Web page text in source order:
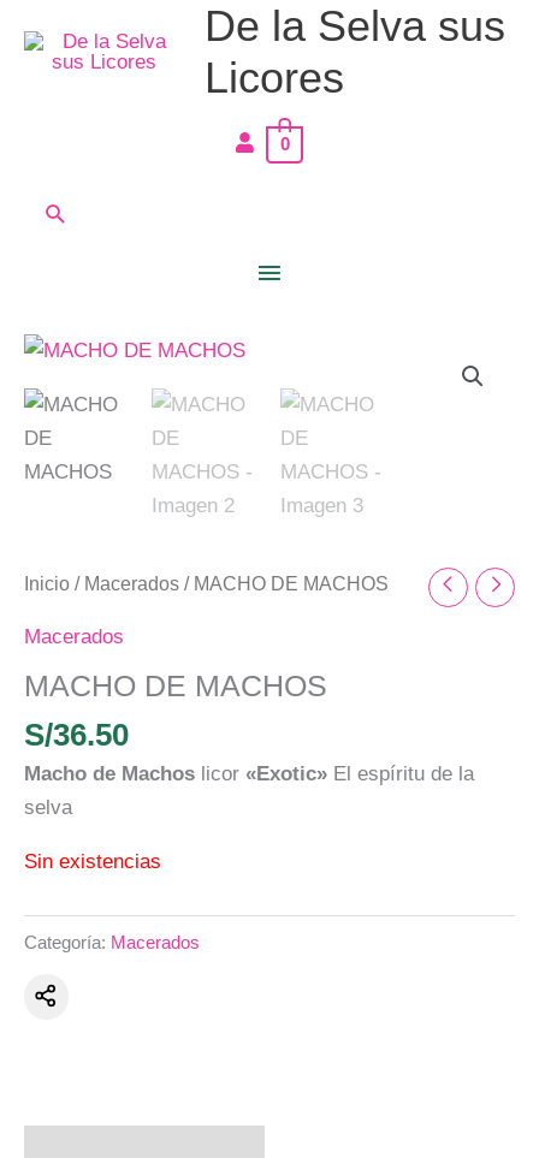
De la Selva sus
Licores
Menú
principal
Buscar
0
Inicio / Macerados / MACHO DE MACHOS
Macerados
MACHO DE MACHOS
S/36.50
Macho de Machos licor «Exotic» El espíritu de la
selva
Sin existencias
Categoría: Macerados